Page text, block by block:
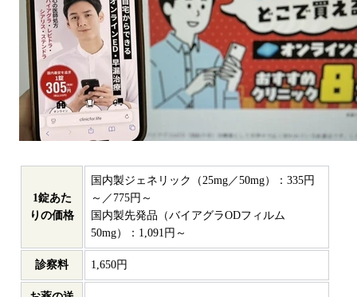
1錠あた
りの価格
国内製ジェネリック（25mg／50mg）：335円
～／775円～
国内製先発品（バイアグラODフィルム
50mg）：1,091円～
診察料 1,650円